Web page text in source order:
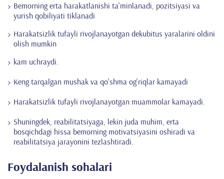
Bemorning erta harakatlanishi ta'minlanadi, pozitsiyasi va
yurish qobiliyati tiklanadi
Harakatsizlik tufayli rivojlanayotgan dekubitus yaralarini oldini
olish mumkin
kam uchraydi.
Keng tarqalgan mushak va qo'shma og'riqlar kamayadi
Harakatsizlik tufayli rivojlanayotgan muammolar kamayadi.
Shuningdek, reabilitatsiyaga, lekin juda muhim, erta
bosqichdagi hissa bemorning motivatsiyasini oshiradi va
reabilitatsiya jarayonini tezlashtiradi.
Foydalanish sohalari